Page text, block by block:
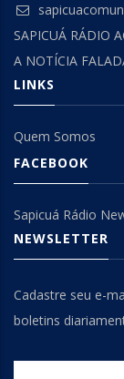
SAPICUÁ RÁDIO
A NOTÍCIA
LINKS
Quem Somos
FACEBOOK
Sapicuá Rádio
NEWSLETTER
Cadastre seu e-
boletins